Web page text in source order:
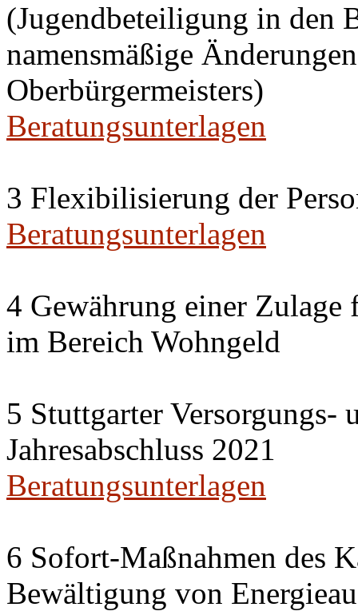
(Jugendbeteiligung in den
namensmäßige
Oberbürgermeisters)
Beratungsunterlagen
3 Flexibilisierung der
Beratungsunterlagen
4 Gewährung einer
im Bereich Wohngeld
5 Stuttgarter Versorgungs-
Jahresabschluss 2021
Beratungsunterlagen
6 Sofort-Maßnahmen des
Bewältigung von